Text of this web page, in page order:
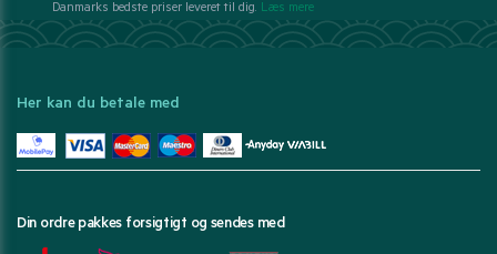
Danmarks bedste priser leveret til dig. Læs mere
Her kan du betale med
Din ordre pakkes forsigtigt og sendes med